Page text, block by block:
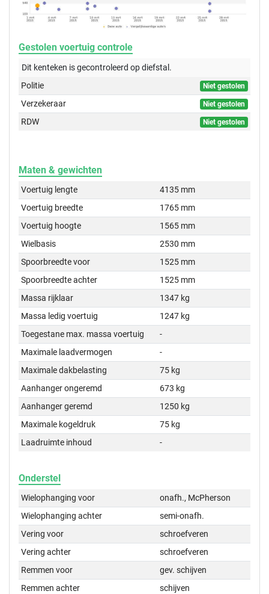
Gestolen voertuig controle
Dit kenteken is gecontroleerd opdiefstal.
Politie
Niet gestolen
Verzekeraar Niet gestolen
RDW Niet gestolen
Maten & gewichten
Voertuig lengte
4135 mm
Voertuig breedte
1765 mm
Voertuig hoogte
1565 mm
Wielbasis
2530 mm
Spoorbreedte voor
1525 mm
Spoorbreedte achter
1525 mm
Massa rijklaar
1347 kg
Massa ledig voertuig
1247 kg
Toegestane max. massa voertuig
-
Maximale laadvermogen
-
Maximale dakbelasting
75 kg
Aanhanger ongeremd
673 kg
Aanhanger geremd
1250 kg
Maximale kogeldruk
75 kg
Laadruimte inhoud
-
Onderstel
Wielophanging voor
onafh., McPherson
Wielophanging achter
semi-onafh.
Vering voor
schroefveren
Vering achter
schroefveren
Remmen voor
gev. schijven
Remmen achter
schijven